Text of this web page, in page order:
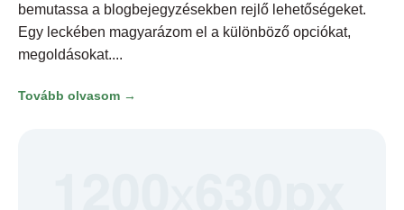
bemutassa a blogbejegyzésekben rejlő lehetőségeket.
Egy leckében magyarázom el a különböző opciókat,
megoldásokat.
Tovább olvasom →